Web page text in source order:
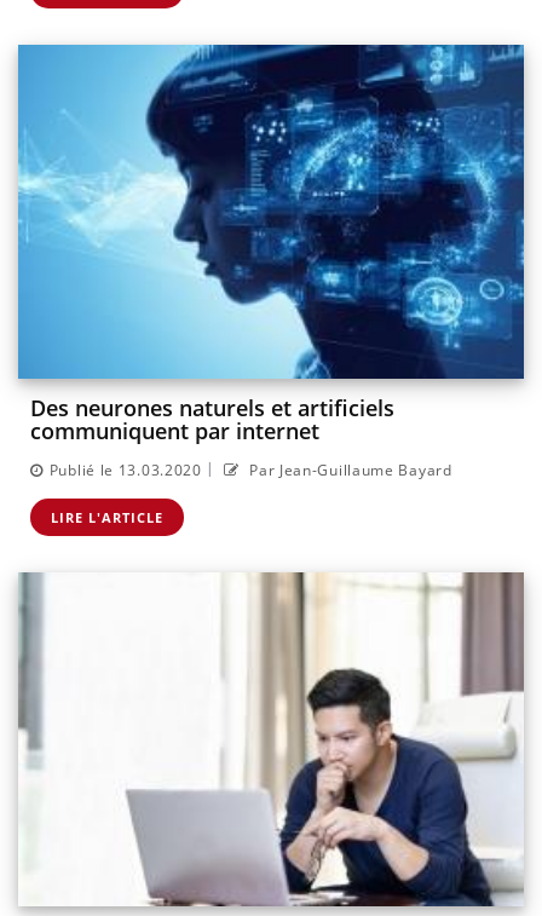
Des neurones naturels et artificiels
communiquent par internet
Publié le 13.03.2020 | Par Jean-Guillaume Bayard
LIRE L'ARTICLE